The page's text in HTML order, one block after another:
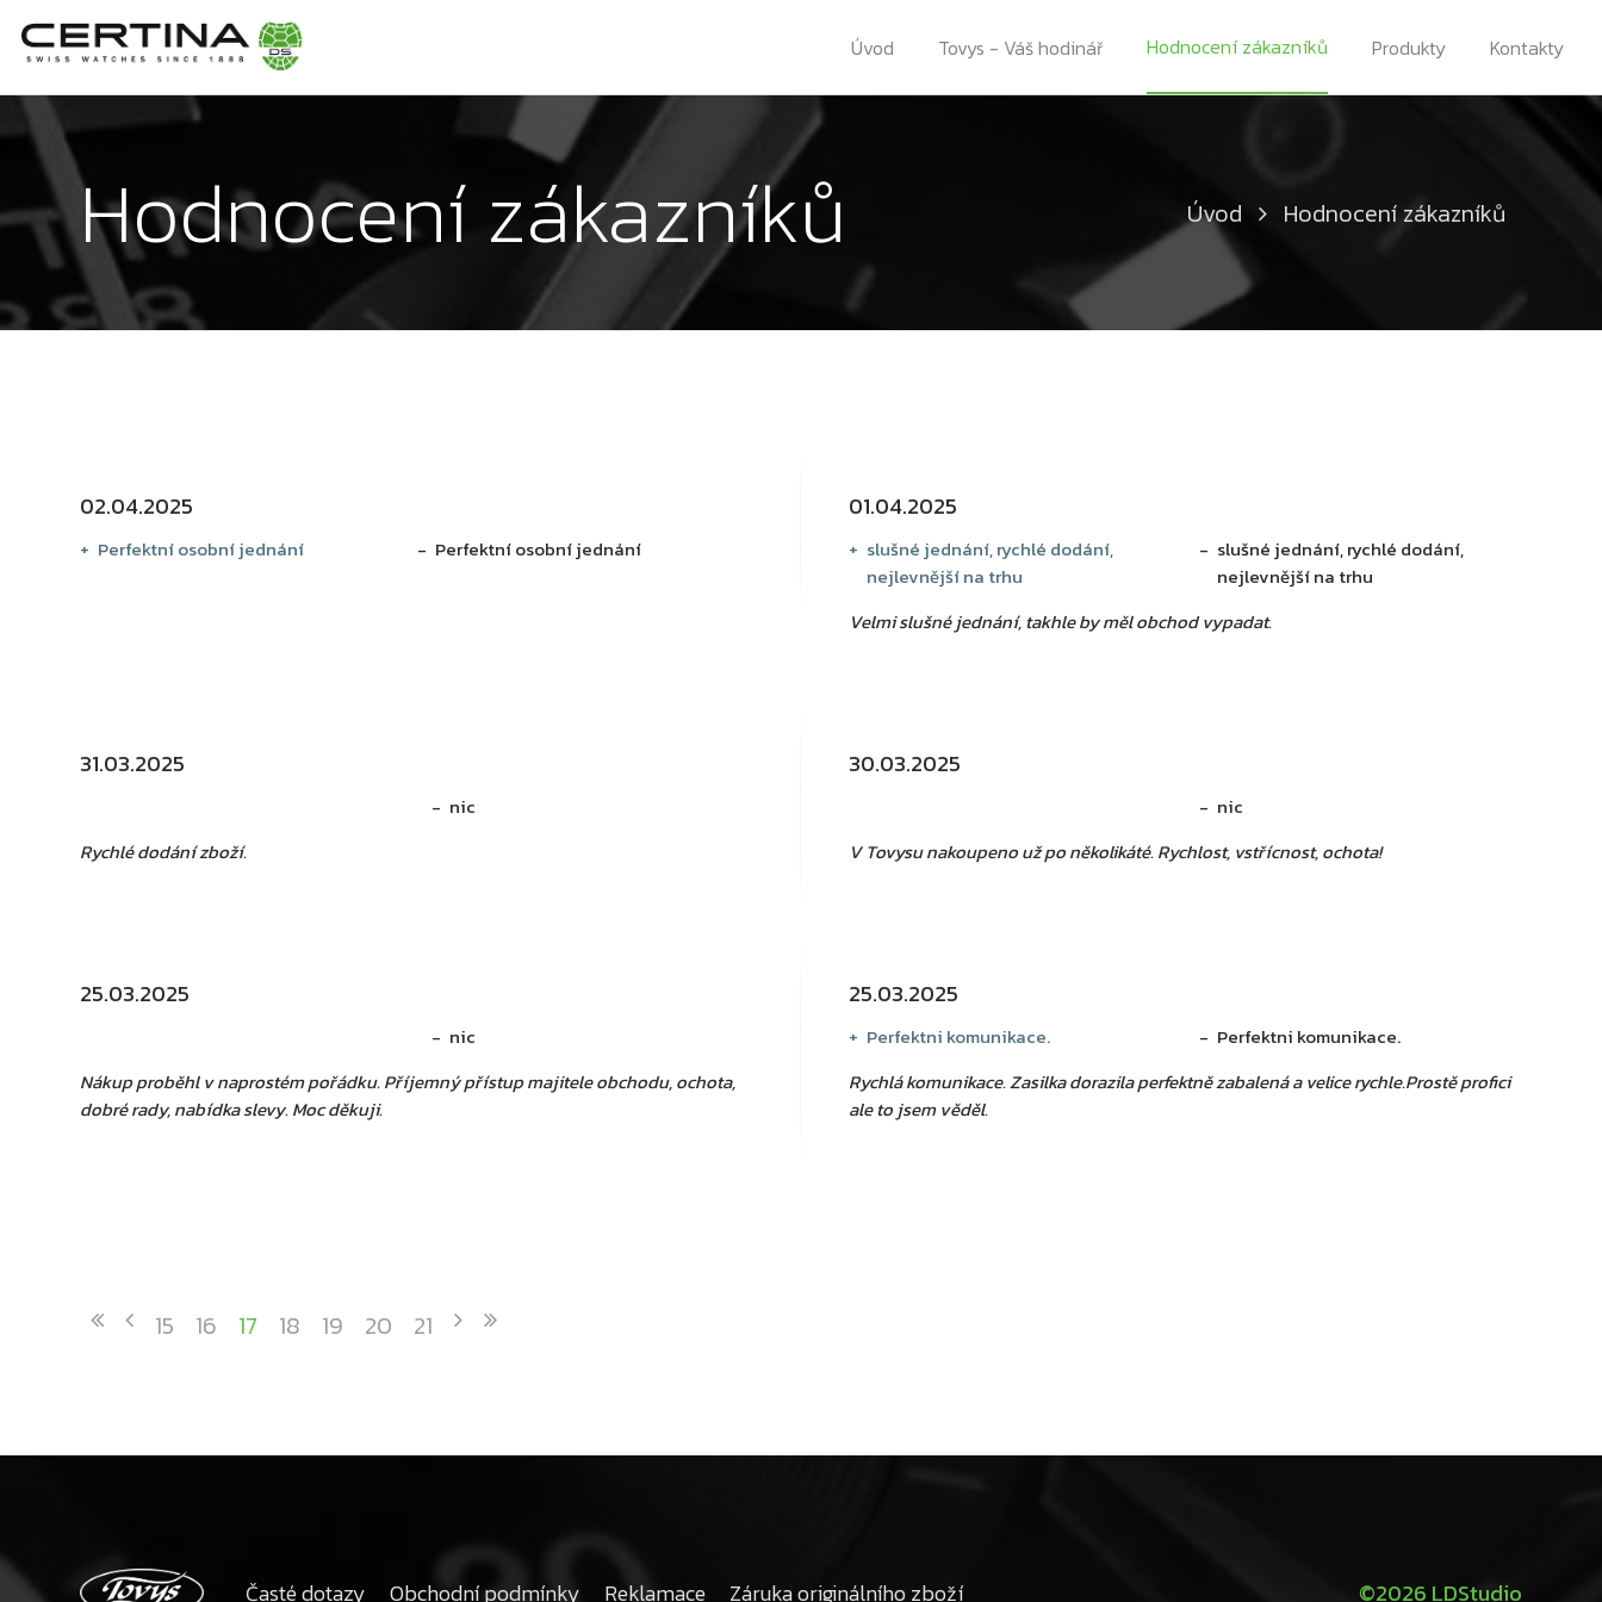
Úvod Tovys - Váš hodinář Hodnocení zákazníků Produkty Kontakty
Hodnocení zákazníků Úvod Hodnocení zákazníků
02.04.2025
Perfektní osobní jednání Perfektní osobní jednání
01.04.2025
slušné jednání, rychlé dodání,
nejlevnější na trhu
slušné jednání, rychlé dodání,
nejlevnější na trhu
Velmi slušné jednání, takhle by měl obchod vypadat.
31.03.2025
nic
Rychlé dodání zboží.
30.03.2025
nic
V Tovysu nakoupeno už po několikáté. Rychlost, vstřícnost, ochota!
25.03.2025
nic
Nákup proběhl v naprostém pořádku. Příjemný přístup majitele obchodu, ochota,
dobré rady, nabídka slevy. Moc děkuji.
25.03.2025
Perfektni komunikace.
Perfektni komunikace.
Rychlá komunikace. Zasilka dorazila perfektně zabalená a velice rychle.Prostě profici
ale to jsem věděl.
15 16 17 18 19 20 21
Časté dotazy Obchodní podmínky Reklamace Záruka originálního zboží ©2026 LDStudio